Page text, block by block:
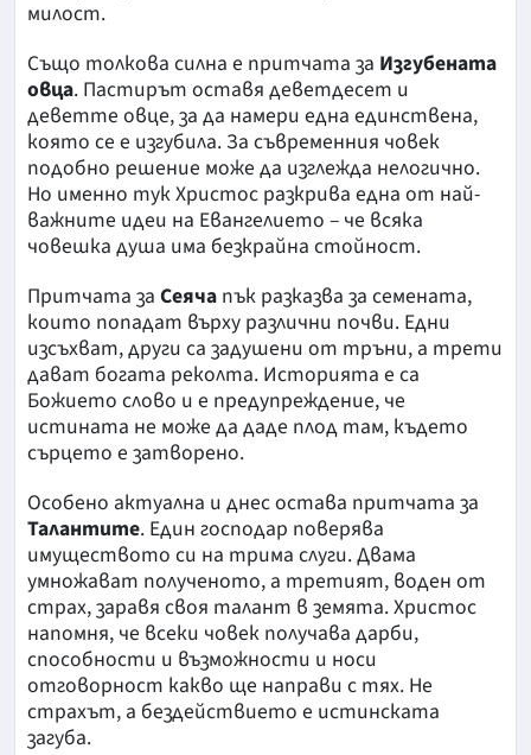
милост.
Също толкова силна е притчата за Изгубената
овца. Пастирът оставя деветдесет и
деветте овце, за да намери една единствена,
която се е изгубила. За съвременния човек
подобно решение може да изглежда нелогично.
Но именно тук Христос разкрива една от най-
важните идеи на Евангелието – че всяка
човешка душа има безкрайна стойност.
Притчата за Сеяча пък разказва за семената,
които попадат върху различни почви. Едни
изсъхват, други са задушени от тръни, а трети
дават богата реколта. Историята е са
Божието слово и е предупреждение, че
истината не може да даде плод там, където
сърцето е затворено.
Особено актуална и днес остава притчата за
Талантите. Един господар поверява
имуществото си на трима слуги. Двама
умножават полученото, а третият, воден от
страх, заравя своя талант в земята. Христос
напомня, че всеки човек получава дарби,
способности и възможности и носи
отговорност какво ще направи с тях. Не
страхът, а бездействието е истинската
загуба.